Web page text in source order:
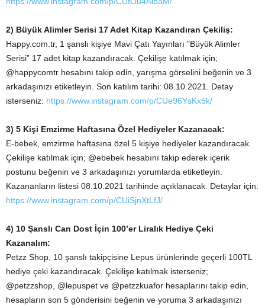
2) Büyük Alimler Serisi 17 Adet Kitap Kazandıran Çekiliş:
Happy.com.tr, 1 şanslı kişiye Mavi Çatı Yayınları ”Büyük Alimler
Serisi” 17 adet kitap kazandıracak. Çekilişe katılmak için;
@happycomtr hesabını takip edin, yarışma görselini beğenin ve 3
arkadaşınızı etiketleyin. Son katılım tarihi: 08.10.2021. Detay
isterseniz: https://www.instagram.com/p/CUe96YsKx5k/
3) 5 Kişi Emzirme Haftasına Özel Hediyeler Kazanacak:
E-bebek, emzirme haftasına özel 5 kişiye hediyeler kazandıracak.
Çekilişe katılmak için; @ebebek hesabını takip ederek içerik
postunu beğenin ve 3 arkadaşınızı yorumlarda etiketleyin.
Kazananların listesi 08.10.2021 tarihinde açıklanacak. Detaylar için:
https://www.instagram.com/p/CUiSjnXtLfJ/
4) 10 Şanslı Can Dost İçin 100’er Liralık Hediye Çeki
Kazanalım:
Petzz Shop, 10 şanslı takipçisine Lepus ürünlerinde geçerli 100TL
hediye çeki kazandıracak. Çekilişe katılmak isterseniz;
@petzzshop, @lepuspet ve @petzzkuafor hesaplarını takip edin,
hesapların son 5 gönderisini beğenin ve yoruma 3 arkadaşınızı